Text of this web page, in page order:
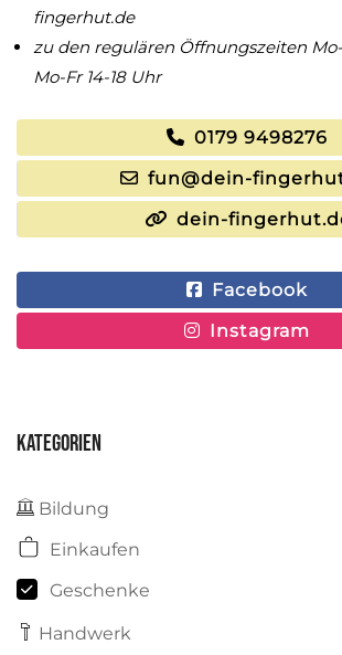
fingerhut.de
zu den regulären Öffnungszeiten Mo-
Mo-Fr 14-18 Uhr
0179 9498276
fun@dein-
dein-
Facebook
Instagram
Kategorien
Bildung
Einkaufen
Geschenke
Handwerk